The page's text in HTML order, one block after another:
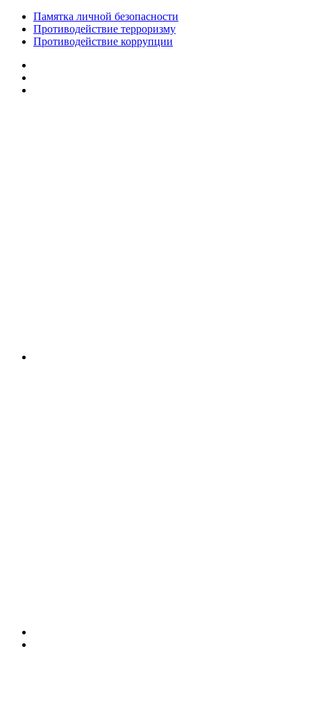
Памятка личной безопасности
Противодействие терроризму
Противодействие коррупции